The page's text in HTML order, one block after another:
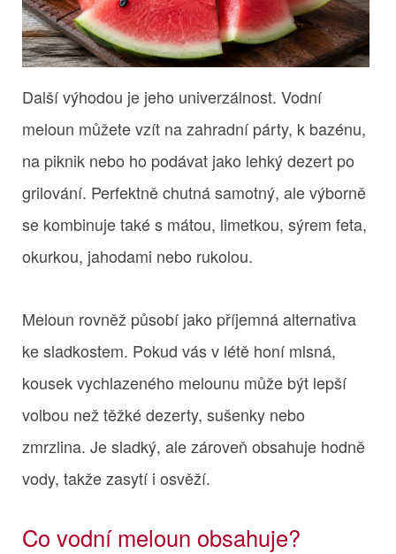
Další výhodou je jeho univerzálnost. Vodní
meloun můžete vzít na zahradní párty, k bazénu,
na piknik nebo ho podávat jako lehký dezert po
grilování. Perfektně chutná samotný, ale výborně
se kombinuje také s mátou, limetkou, sýrem feta,
okurkou, jahodami nebo rukolou.
Meloun rovněž působí jako příjemná alternativa
ke sladkostem. Pokud vás v létě honí mlsná,
kousek vychlazeného melounu může být lepší
volbou než těžké dezerty, sušenky nebo
zmrzlina. Je sladký, ale zároveň obsahuje hodně
vody, takže zasytí i osvěží.
Co vodní meloun obsahuje?